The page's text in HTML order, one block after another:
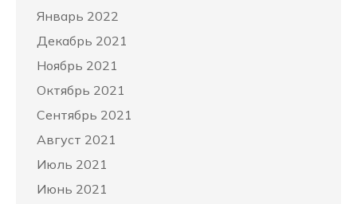
Январь 2022
Декабрь 2021
Ноябрь 2021
Октябрь 2021
Сентябрь 2021
Август 2021
Июль 2021
Июнь 2021